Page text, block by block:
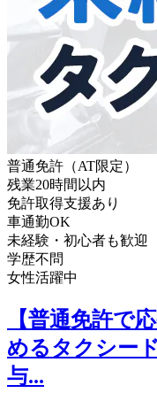
普通免許（AT限定）
残業20時間以内
免許取得支援あり
車通勤OK
未経験・初心者も歓迎
学歴不問
女性活躍中
【普通免許で
めるタクシー
与...